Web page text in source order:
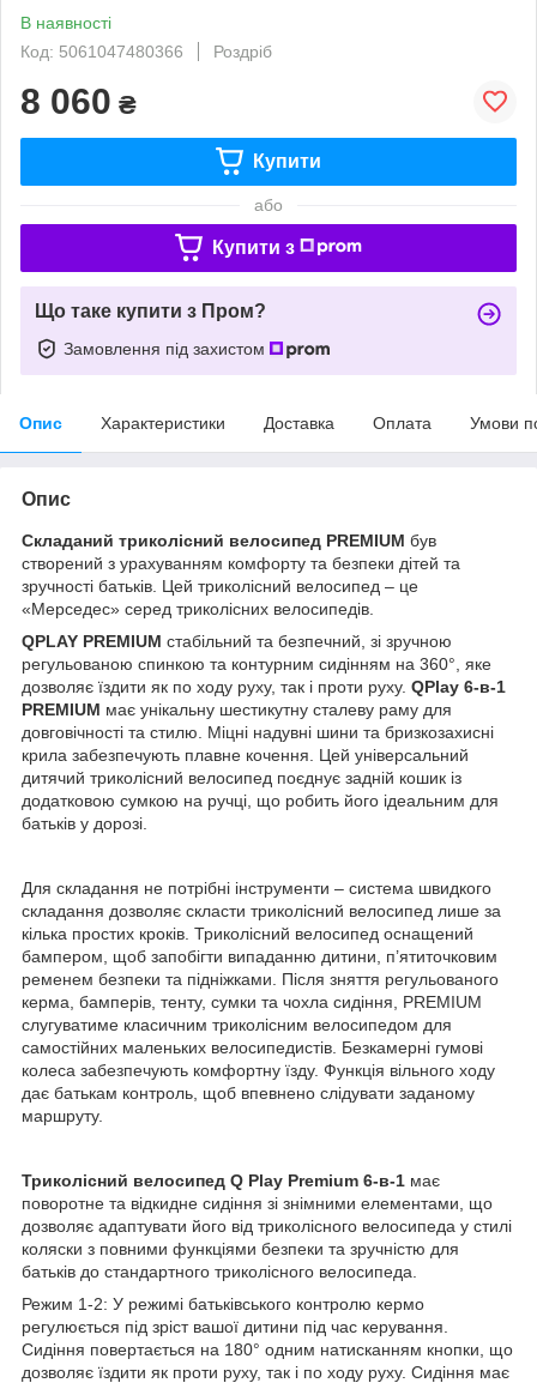
В наявності
Код: 5061047480366
Роздріб
8 060 ₴
Купити
або
Купити з
Що таке купити з Пром?
Замовлення під захистом
Опис Характеристики Доставка Оплата Умови
Опис
Складаний триколісний велосипед PREMIUM був
створений з урахуванням комфорту та безпеки дітей та
зручності батьків. Цей триколісний велосипед – це
«Мерседес» серед триколісних велосипедів.
QPLAY PREMIUM стабільний та безпечний, зі зручною
регульованою спинкою та контурним сидінням на 360°, яке
дозволяє їздити як по ходу руху, так і проти руху. QPlay 6-в-1
PREMIUM має унікальну шестикутну сталеву раму для
довговічності та стилю. Міцні надувні шини та бризкозахисні
крила забезпечують плавне кочення. Цей універсальний
дитячий триколісний велосипед поєднує задній кошик із
додатковою сумкою на ручці, що робить його ідеальним для
батьків у дорозі.
Для складання не потрібні інструменти – система швидкого
складання дозволяє скласти триколісний велосипед лише за
кілька простих кроків. Триколісний велосипед оснащений
бампером, щоб запобігти випаданню дитини, п’ятиточковим
ременем безпеки та підніжками. Після зняття регульованого
керма, бамперів, тенту, сумки та чохла сидіння, PREMIUM
слугуватиме класичним триколісним велосипедом для
самостійних маленьких велосипедистів. Безкамерні гумові
колеса забезпечують комфортну їзду. Функція вільного ходу
дає батькам контроль, щоб впевнено слідувати заданому
маршруту.
Триколісний велосипед Q Play Premium 6-в-1 має
поворотне та відкидне сидіння зі знімними елементами, що
дозволяє адаптувати його від триколісного велосипеда у стилі
коляски з повними функціями безпеки та зручністю для
батьків до стандартного триколісного велосипеда.
Режим 1-2: У режимі батьківського контролю кермо
регулюється під зріст вашої дитини під час керування.
Сидіння повертається на 180° одним натисканням кнопки, що
дозволяє їздити як проти руху, так і по ходу руху. Сидіння має